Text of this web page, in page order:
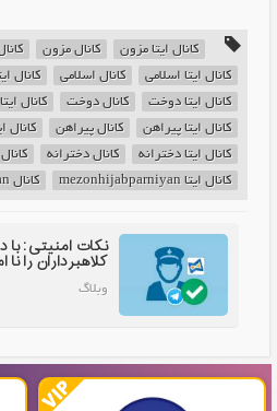
کانال ایتا مزون کانال مزون
کانال ایتا اسلامی
کانال اسلامی کانال
کانال ایتا دوخت
کانال دوخت کانال
کانال ایتا پیراهن
کانال پیراهن کانال
کانال ایتا دخترانه
کانال دخترانه
کانال ایتا mezonhijabparniyan
کانال mezonhijabparniyan
نکات امنیتی: با
کلاهبرداران را نا
وبلاگ